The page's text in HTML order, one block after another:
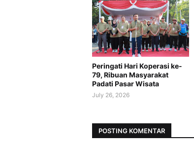
Peringati Hari Koperasi ke-
79, Ribuan Masyarakat
Padati Pasar Wisata
July 26, 2026
POSTING KOMENTAR